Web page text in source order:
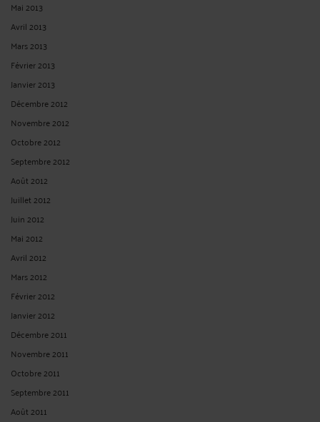
Décembre 2024
Novembre 2024
Octobre 2024
Septembre 2024
Août 2024
Juillet 2024
Juin 2024
Mai 2024
Avril 2024
Mars 2024
Février 2024
Janvier 2024
Décembre 2023
Novembre 2023
Octobre 2023
Septembre 2023
Août 2023
Juillet 2023
Juin 2023
Mai 2023
Avril 2023
Mars 2023